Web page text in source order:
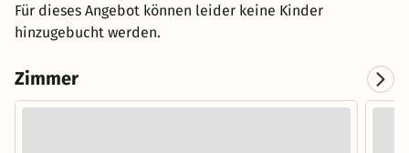
Für dieses Angebot können leider keine Kinder
hinzugebucht werden.
Zimmer